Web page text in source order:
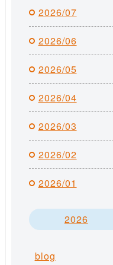
2026/07
2026/06
2026/05
2026/04
2026/03
2026/02
2026/01
2026
blog